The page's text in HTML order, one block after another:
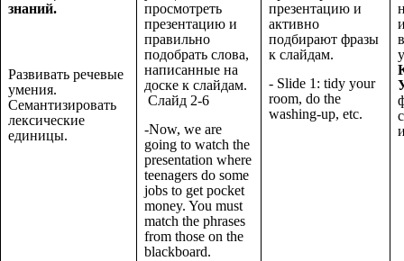
знаний.
Развивать речевые
умения.
Семантизировать
лексические
единицы.
просмотреть
презентацию и
правильно
подобрать слова,
написанные на
доске к слайдам.
Слайд 2-6
-Now, we are
going to watch the
presentation where
teenagers do some
jobs to get pocket
money. You must
match the phrases
from those on the
blackboard.
презентацию и
активно
подбирают фразы
к слайдам.
- Slide 1: tidy your
room, do the
washing-up, etc.